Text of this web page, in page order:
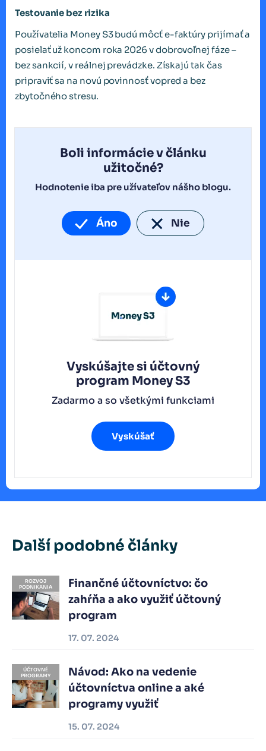
Testovanie bez rizika
Používatelia Money S3 budú môcť e-faktúry prijímať a
posielať už koncom roka 2026 v dobrovoľnej fáze –
bez sankcií, v reálnej prevádzke. Získajú tak čas
pripraviť sa na novú povinnosť vopred a bez
zbytočného stresu.
Boli informácie v článku
užitočné?
Hodnotenie iba pre užívateľov nášho blogu.
Áno Nie
Vyskúšajte si účtovný
program Money S3
Zadarmo a so všetkými funkciami
Vyskúšať
Další podobné články
ROZVOJ
PODNIKANIA
Finančné účtovníctvo: čo
zahŕňa a ako využiť účtovný
program
17. 07. 2024
ÚČTOVNÉ
PROGRAMY
Návod: Ako na vedenie
účtovníctva online a aké
programy využiť
15. 07. 2024